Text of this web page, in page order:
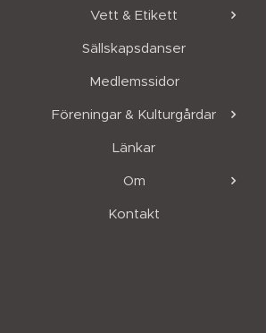
Vett & Etikett
Sällskapsdanser
Medlemssidor
Föreningar & Kulturgårdar
Länkar
Om
Kontakt